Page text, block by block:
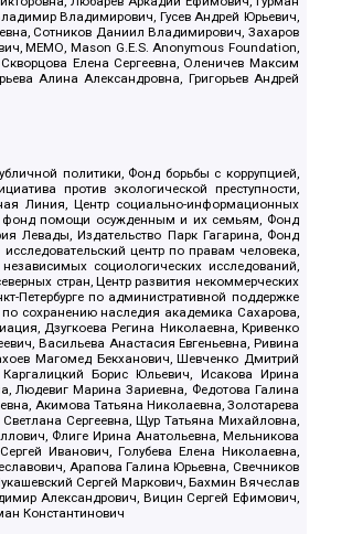
Владимирович, Гусев Андрей Юрьевич,
Сотников Даниил Владимирович, Захаров
МЕМО, Mason G.E.S. Anonymous Foundation,
Елена Сергеевна, Оленичев Максим
Алина Александровна, Григорьев Андрей
политики, Фонд борьбы с коррупцией,
против экологической преступности,
Линия, Центр социально-информационных
фонд помощи осужденным и их семьям, Фонд
Левады, Издательство Парк Гагарина, Фонд
центр по правам человека,
социологических исследований,
стран, Центр развития некоммерческих
Петербурге по административной поддержке
сохранению наследия академика Сахарова,
Дзугкоева Регина Николаевна, Кривенко
Васильева Анастасия Евгеньевна, Ривина
Магомед Бекханович, Шевченко Дмитрий
Борис Юльевич, Исакова Ирина
Людевиг Марина Зариевна, Федотова Галина
Акимова Татьяна Николаевна, Золотарева
Сергеевна, Щур Татьяна Михайловна,
Флиге Ирина Анатольевна, Мельникова
Иванович, Голубева Елена Николаевна,
Арапова Галина Юрьевна, Свечников
Сергей Маркович, Бахмин Вячеслав
Александрович, Вицин Сергей Ефимович,
Константинович